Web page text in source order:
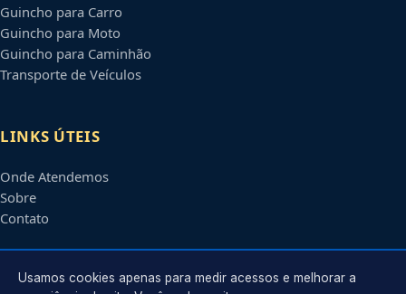
Guincho para Carro
Guincho para Moto
Guincho para Caminhão
Transporte de Veículos
LINKS ÚTEIS
Onde Atendemos
Sobre
Contato
CONTATO
Usamos cookies apenas para medir acessos e melhorar a